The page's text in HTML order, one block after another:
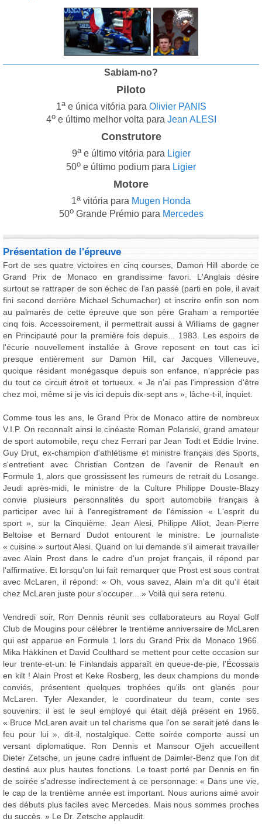
Sabiam-no?
Piloto
1ae única vitória para Olivier PANIS
4oe último melhor volta para Jean ALESI
Construtore
9ae último vitória para Ligier
50o e último podium para Ligier
Motore
1avitória para Mugen Honda
50oGrande Prémio para Mercedes
Présentation de l'épreuve
Fort de ses quatre victoires en cinq courses, Damon Hill aborde ce
Grand Prix de Monaco en grandissime favori. L'Anglais désire
surtout se rattraper de son échec de l'an passé (parti en pole, il avait
fini second derrière Michael Schumacher) et inscrire enfin son nom
au palmarès de cette épreuve que son père Graham a remportée
cinq fois. Accessoirement, il permettrait aussi à Williams de gagner
en Principauté pour la première fois depuis... 1983. Les espoirs de
l'écurie nouvellement installée à Grove reposent en tout cas ici
presque entièrement sur Damon Hill, car Jacques Villeneuve,
quoique résidant monégasque depuis son enfance, n'apprécie pas
du tout ce circuit étroit et tortueux. « Je n'ai pas l'impression d'être
chez moi, même si je vis ici depuis dix-sept ans », lâche-t-il, inquiet.
Comme tous les ans, le Grand Prix de Monaco attire de nombreux
V.I.P. On reconnaît ainsi le cinéaste Roman Polanski, grand amateur
de sport automobile, reçu chez Ferrari par Jean Todt et Eddie Irvine.
Guy Drut, ex-champion d'athlétisme et ministre français des Sports,
s'entretient avec Christian Contzen de l'avenir de Renault en
Formule 1, alors que grossissent les rumeurs de retrait du Losange.
Jeudi après-midi, le ministre de la Culture Philippe Douste-Blazy
convie plusieurs personnalités du sport automobile français à
participer avec lui à l'enregistrement de l'émission « L'esprit du
sport », sur la Cinquième. Jean Alesi, Philippe Alliot, Jean-Pierre
Beltoise et Bernard Dudot entourent le ministre. Le journaliste
« cuisine » surtout Alesi. Quand on lui demande s'il aimerait travailler
avec Alain Prost dans le cadre d'un projet français, il répond par
l'affirmative. Et lorsqu'on lui fait remarquer que Prost est sous contrat
avec McLaren, il répond: « Oh, vous savez, Alain m'a dit qu'il était
chez McLaren juste pour s'occuper... » Voilà qui sera retenu.
Vendredi soir, Ron Dennis réunit ses collaborateurs au Royal Golf
Club de Mougins pour célébrer le trentième anniversaire de McLaren
qui est apparue en Formule 1 lors du Grand Prix de Monaco 1966.
Mika Häkkinen et David Coulthard se mettent pour cette occasion sur
leur trente-et-un: le Finlandais apparaît en queue-de-pie, l'Écossais
en kilt ! Alain Prost et Keke Rosberg, les deux champions du monde
conviés, présentent quelques trophées qu'ils ont glanés pour
McLaren. Tyler Alexander, le coordinateur du team, conte ses
souvenirs: il est le seul employé qui était déjà présent en 1966.
« Bruce McLaren avait un tel charisme que l'on se serait jeté dans le
feu pour lui », dit-il, nostalgique. Cette soirée comporte aussi un
versant diplomatique. Ron Dennis et Mansour Ojjeh accueillent
Dieter Zetsche, un jeune cadre influent de Daimler-Benz que l'on dit
destiné aux plus hautes fonctions. Le toast porté par Dennis en fin
de soirée s'adresse indirectement à ce personnage: « Dans une vie,
le cap de la trentième année est important. Nous aurions aimé avoir
des débuts plus faciles avec Mercedes. Mais nous sommes proches
du succès. » Le Dr. Zetsche applaudit.